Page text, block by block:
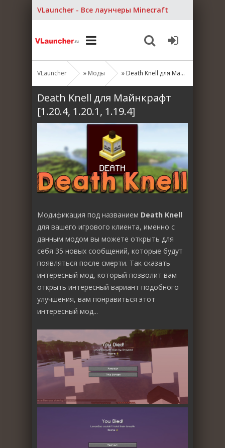
VLauncher - Все лаунчеры Minecraft
VLauncher » Моды » Death Knell для Майнкрафт [1.20.4, 1.20.1, 1.19.4]
Death Knell для Майнкрафт
[1.20.4, 1.20.1, 1.19.4]
Модификация под названием Death Knell
для вашего игрового клиента, именно с
данным модом вы можете открыть для
себя 35 новых сообщений, которые будут
появляться после смерти. Так сказать
интересный мод, который позволит вам
открыть интересный вариант подобного
улучшения, вам понравиться этот
интересный мод...